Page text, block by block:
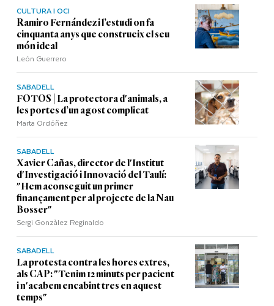
CULTURA I OCI
Ramiro Fernández i l’estudi on fa
cinquanta anys que construeix el seu
món ideal
León Guerrero
SABADELL
FOTOS | La protectora d'animals, a
les portes d’un agost complicat
Marta Ordóñez
SABADELL
Xavier Cañas, director de l'Institut
d'Investigació i Innovació del Taulí:
"Hem aconseguit un primer
finançament per al projecte de la Nau
Bosser"
Sergi Gonzàlez Reginaldo
SABADELL
La protesta contra les hores extres,
als CAP: "Tenim 12 minuts per pacient
i n'acabem encabint tres en aquest
temps"